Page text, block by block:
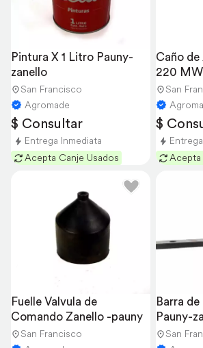
Pintura X 1 Litro Pauny-
zanello
San Francisco
Agromade
$ Consultar
Entrega Inmediata
Acepta Canje Usados
Caño
220
Pauny
San
$
Acepta
Fuelle Valvula de
Comando Zanello -pauny
San Francisco
Barra
Pauny-
San